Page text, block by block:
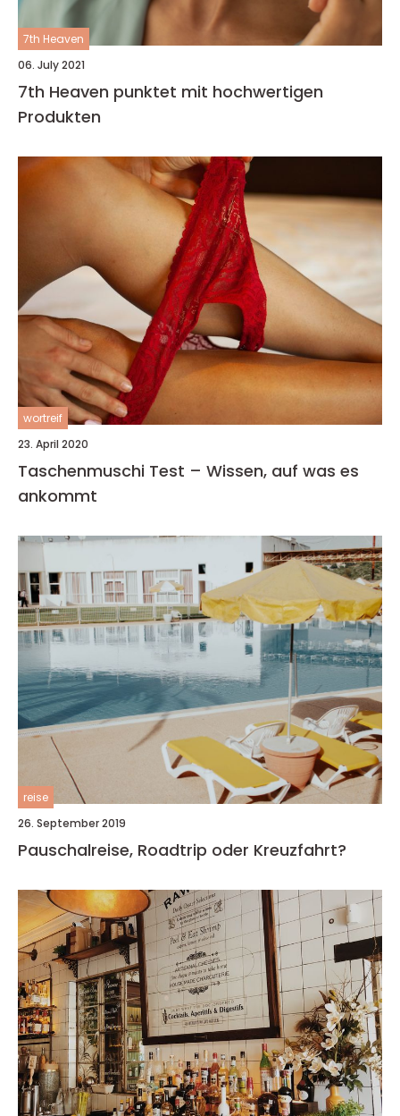
7th Heaven
06. July 2021
7th Heaven punktet mit hochwertigen
Produkten
wortreif
23. April 2020
Taschenmuschi Test – Wissen, auf was es
ankommt
reise
26. September 2019
Pauschalreise, Roadtrip oder Kreuzfahrt?